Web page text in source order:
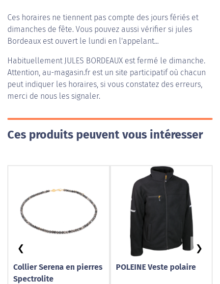
Ces horaires ne tiennent pas compte des jours fériés et
dimanches de fête. Vous pouvez aussi vérifier si jules
Bordeaux est ouvert le lundi en l'appelant...
Habituellement JULES BORDEAUX est fermé le dimanche.
Attention, au-magasin.fr est un site participatif où chacun
peut indiquer les horaires, si vous constatez des erreurs,
merci de nous les signaler.
Ces produits peuvent vous intéresser
Collier Serena en pierres
Spectrolite
POLEINE Veste polaire
❮ ❯